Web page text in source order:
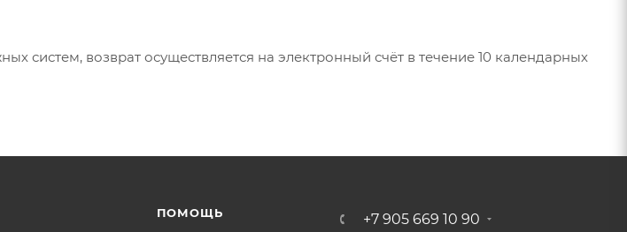
систем, возврат осуществляется на электронный счёт в течение 10 календарных
ПОМОЩЬ +7 905 669 10 90